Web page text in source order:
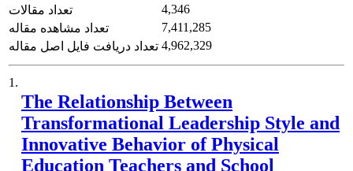
تعداد مقالات
4,346
تعداد مشاهده مقاله
7,411,285
تعداد دریافت فایل اصل مقاله 4,962,329
1.
The Relationship Between
Transformational Leadership Style and
Innovative Behavior of Physical
Education Teachers and School